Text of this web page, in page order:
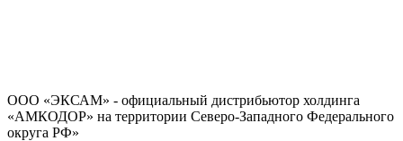
ООО «ЭКСАМ» - официальный дистрибьютор холдинга
«АМКОДОР» на территории Северо-Западного Федерального
округа РФ»